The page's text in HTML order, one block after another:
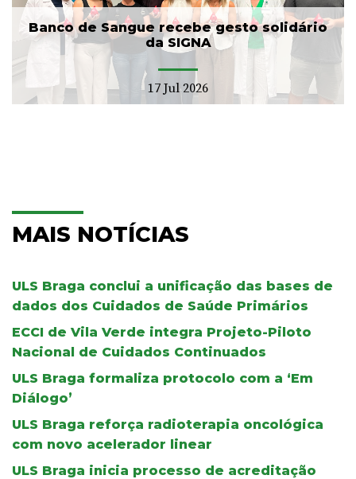
Banco de Sangue recebe gesto solidário
da SIGNA
17 Jul 2026
MAIS NOTÍCIAS
ULS Braga conclui a unificação das bases de
dados dos Cuidados de Saúde Primários
ECCI de Vila Verde integra Projeto-Piloto
Nacional de Cuidados Continuados
ULS Braga formaliza protocolo com a ‘Em
Diálogo’
ULS Braga reforça radioterapia oncológica
com novo acelerador linear
ULS Braga inicia processo de acreditação